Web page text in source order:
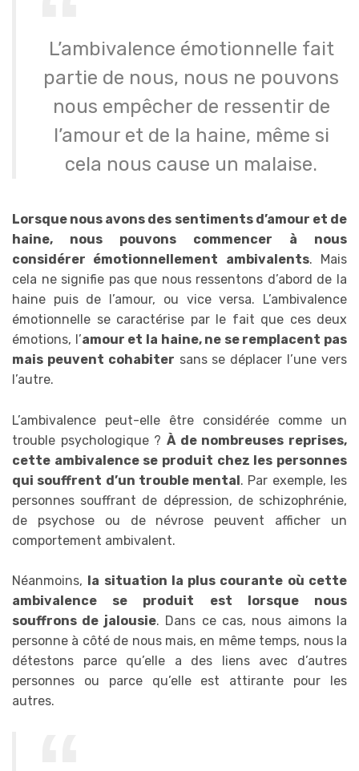
L’ambivalence émotionnelle fait
partie de nous, nous ne pouvons
nous empêcher de ressentir de
l’amour et de la haine, même si
cela nous cause un malaise.
Lorsque nous avons des sentiments d’amour et de
haine, nous pouvons commencer à nous
considérer émotionnellement ambivalents. Mais
cela ne signifie pas que nous ressentons d’abord de la
haine puis de l’amour, ou vice versa. L’ambivalence
émotionnelle se caractérise par le fait que ces deux
émotions, l’amour et la haine, ne se remplacent pas
mais peuvent cohabiter sans se déplacer l’une vers
l’autre.
L’ambivalence peut-elle être considérée comme un
trouble psychologique ? À de nombreuses reprises,
cette ambivalence se produit chez les personnes
qui souffrent d’un trouble mental. Par exemple, les
personnes souffrant de dépression, de schizophrénie,
de psychose ou de névrose peuvent afficher un
comportement ambivalent.
Néanmoins,
la situation la plus courante où cette
ambivalence se produit est lorsque nous
souffrons de jalousie. Dans ce cas, nous aimons la
personne à côté de nous mais, en même temps, nous la
détestons parce qu’elle a des liens avec d’autres
personnes ou parce qu’elle est attirante pour les
autres.